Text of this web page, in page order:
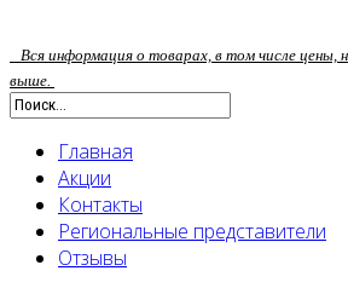
Вся информация о товарах, в том числе
выше.
Главная
Акции
Контакты
Региональные представители
Отзывы